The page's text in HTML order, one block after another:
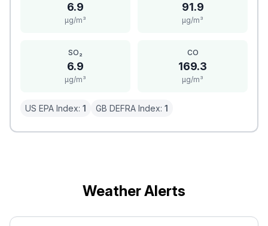
6.9
μg/m³
91.9
μg/m³
SO₂
6.9
μg/m³
CO
169.3
μg/m³
US EPA Index: 1 GB DEFRA Index: 1
Weather Alerts